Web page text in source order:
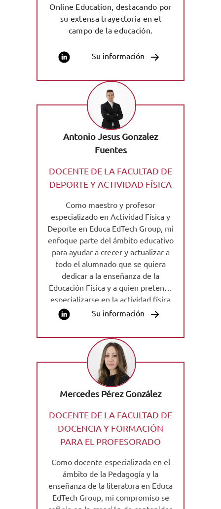
Online Education, destacando por
su extensa trayectoria en el
campo de la educación.
Su información
Antonio Jesus Gonzalez
Fuentes
DOCENTE DE LA FACULTAD DE
DEPORTE Y ACTIVIDAD FÍSICA
Como maestro y profesor
especializado en Actividad Física y
Deporte en Educa EdTech Group, mi
enfoque parte del ámbito educativo
para ayudar a crecer y actualizar a
todo el alumnado que se quiera
dedicar a la enseñanza de la
Educación Física y a quien pretenda
especializarse en la actividad física
relacionada con la salud y la calidad
de vida de las personas, ofreciendo
un trato cercano y amistoso con
todo el alumnado durante su
formación.
Su información
Mercedes Pérez González
DOCENTE DE LA FACULTAD DE
DOCENCIA Y FORMACIÓN
PARA EL PROFESORADO
Como docente especializada en el
ámbito de la Pedagogía y la
enseñanza de la literatura en Educa
EdTech Group, mi compromiso se